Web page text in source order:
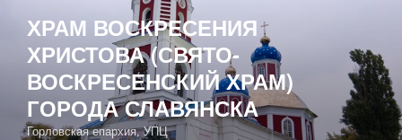
содержимому
ХРАМ ВОСКРЕСЕНИЯ
ХРИСТОВА (СВЯТО-
ВОСКРЕСЕНСКИЙ ХРАМ)
ГОРОДА СЛАВЯНСКА
Горловская епархия, УПЦ